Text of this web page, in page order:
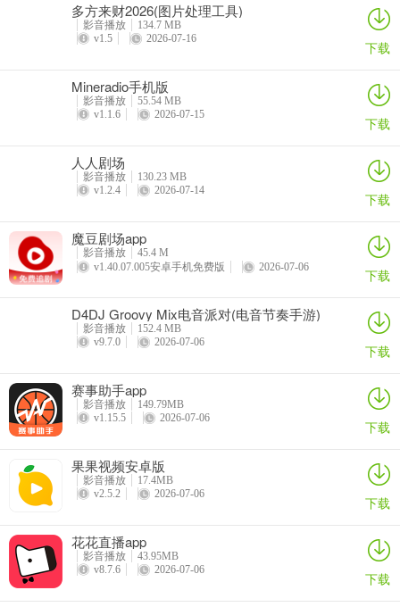
多方来财2026(图片处理工具)
影音播放
134.7 MB
v1.5
2026-07-16 下载
Mineradio手机版
影音播放
55.54 MB
v1.1.6
2026-07-15 下载
人人剧场
影音播放
130.23 MB
v1.2.4
2026-07-14 下载
魔豆剧场app
影音播放
45.4 M
v1.40.07.005安卓手机免费版
2026-07-06 下载
D4DJ Groovy Mix电音派对(电音节奏手游)
影音播放
152.4 MB
v9.7.0
2026-07-06 下载
赛事助手app
影音播放
149.79MB
v1.15.5
2026-07-06 下载
果果视频安卓版
影音播放
17.4MB
v2.5.2
2026-07-06 下载
花花直播app
影音播放
43.95MB
v8.7.6
2026-07-06 下载